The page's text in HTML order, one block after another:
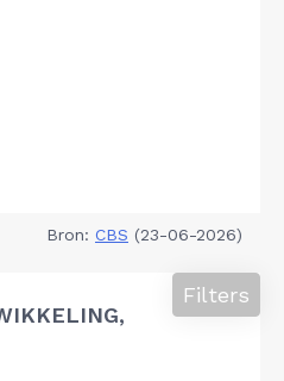
Bron: CBS (23-06-2026)
Filters